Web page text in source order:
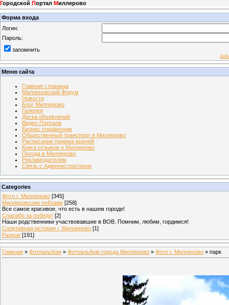
Городской Портал Миллерово
Форма входа
Логин:
Пароль:
запомнить
Меню сайта
Главная страница
Миллеровский Форум
Новости
Блог Миллерово
Галерея
Доска объявлений
Видео Портала
Бизнес справочник
Общественный транспорт в Миллерово
Расписание приема врачей
Книга отзывов о Миллерово
Погода в Миллерово
Рекламодателям
Связь с Администратором
Categories
Фото г. Миллерово [345]
Миллеровские пейзажи [258]
Все самое красивое, что есть в нашем городе!
Спасибо за победу! [2]
Наши родственники участвовавшие в ВОВ. Помним, любим, гордимся!
Спортивная история г. Миллерово [1]
Разное [191]
Главная » Фотоальбом » Фотоальбом города Миллерово » Фото г. Миллерово » парк